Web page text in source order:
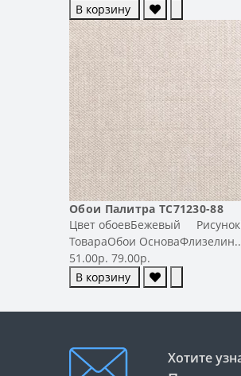
В корзину
Обои Палитра TC71230-88
Цвет обоевБежевый
ТовараОбои ОсноваФлизелин..
51.00р. 79.00р.
В корзину
Хотите